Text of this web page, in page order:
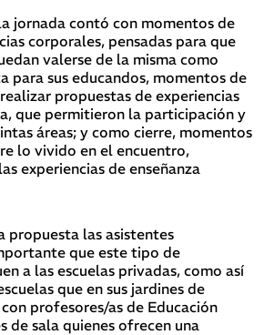
jornada contó con momentos de
corporales, pensadas para que
valerse de la misma como
para sus educandos, momentos de
propuestas de experiencias
que permitieron la participación y
áreas; y como cierre, momentos
lo vivido en el encuentro,
experiencias de enseñanza
propuesta las asistentes
que este tipo de
a las escuelas privadas, como así
que en sus jardines de
profesores/as de Educación
de sala quienes ofrecen una